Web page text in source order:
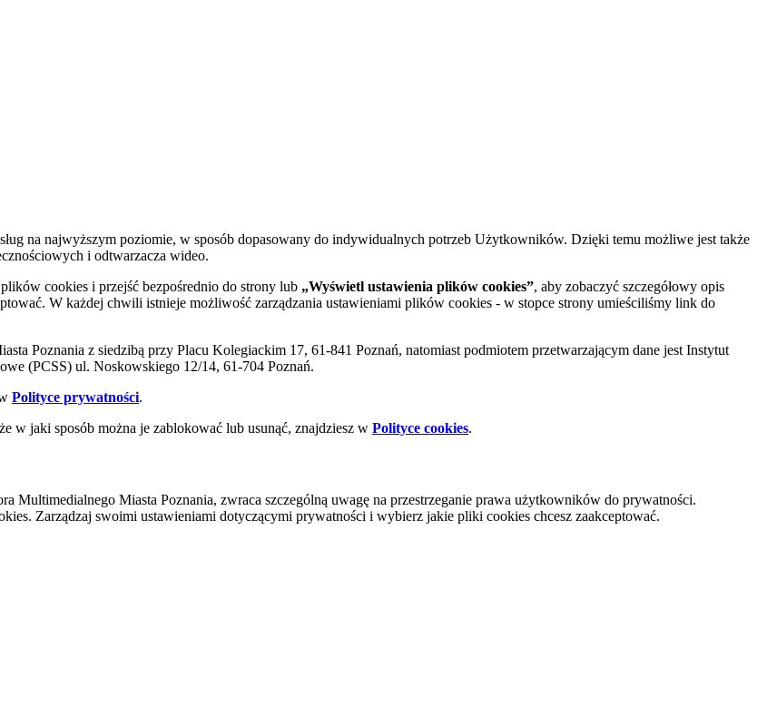
na najwyższym poziomie, w sposób dopasowany do indywidualnych potrzeb Użytkowników. Dzięki temu możliwe jest także
i odtwarzacza wideo.
cookies i przejść bezpośrednio do strony lub „Wyświetl ustawienia plików cookies”, aby zobaczyć szczegółowy opis
W każdej chwili istnieje możliwość zarządzania ustawieniami plików cookies - w stopce strony umieściliśmy link do
Poznania z siedzibą przy Placu Kolegiackim 17, 61-841 Poznań, natomiast podmiotem przetwarzającym dane jest Instytut
(PCSS) ul. Noskowskiego 12/14, 61-704 Poznań.
Polityce prywatności.
w jaki sposób można je zablokować lub usunąć, znajdziesz w Polityce cookies.
Multimedialnego Miasta Poznania, zwraca szczególną uwagę na przestrzeganie prawa użytkowników do prywatności.
Zarządzaj swoimi ustawieniami dotyczącymi prywatności i wybierz jakie pliki cookies chcesz zaakceptować.